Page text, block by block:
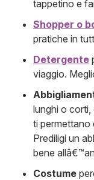
tappetino e
Shopper o
pratiche in
Detergente
viaggio.
lunghi o
ti permettano
Prediligi un
bene
Costume